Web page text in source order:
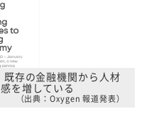
存の金融機関から人材
を増している
（出典：Oxygen 報道発表）